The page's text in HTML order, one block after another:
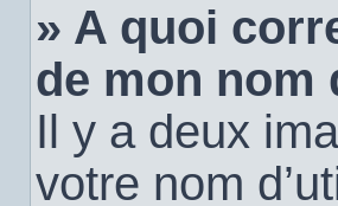
» A quoi
de mon nom
Il y a deux
votre nom